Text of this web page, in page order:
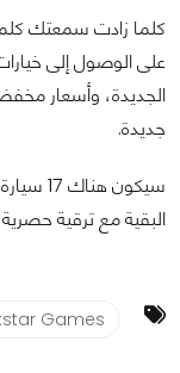
كلما زادت سمعتك
على الوصول إلى
الجديدة، وأسعار
جديدة.
البقية مع ترقية
Games